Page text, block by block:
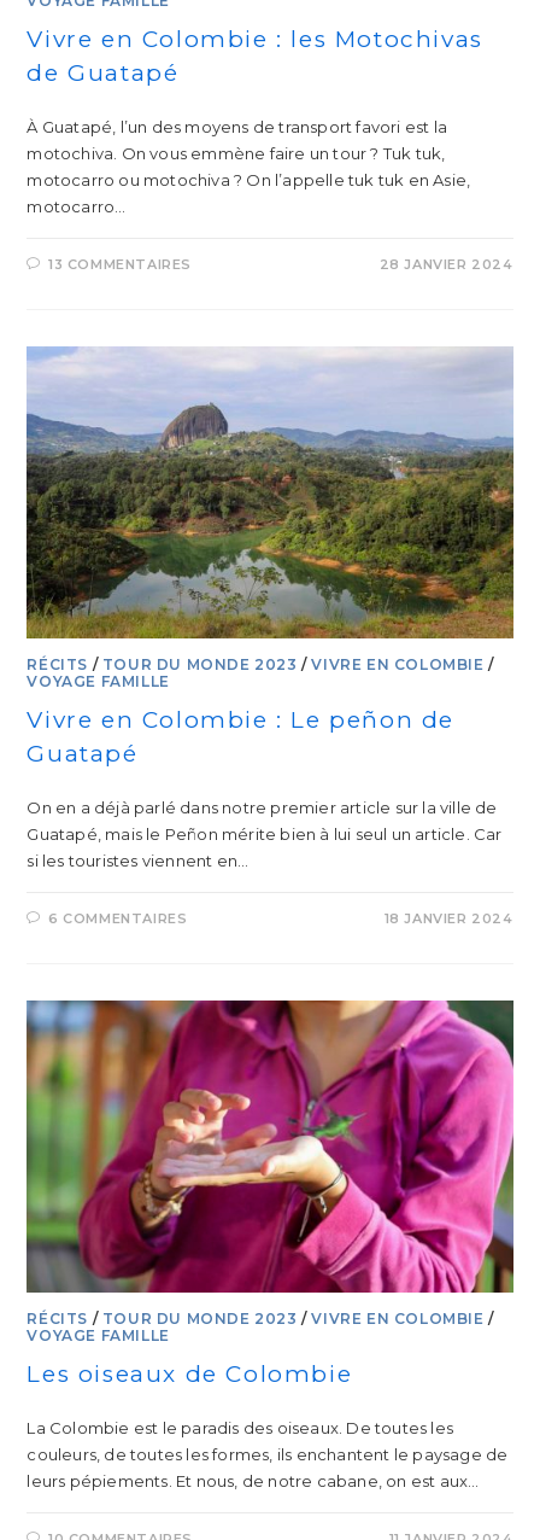
Vivre en Colombie : les Motochivas
de Guatapé
À Guatapé, l’un des moyens de transport favori est la
motochiva. On vous emmène faire un tour ? Tuk tuk,
motocarro ou motochiva ? On l’appelle tuk tuk en Asie,
motocarro…
13 COMMENTAIRES 28 JANVIER 2024
RÉCITS / TOUR DU MONDE 2023 /VIVRE EN COLOMBIE /
VOYAGE FAMILLE
Vivre en Colombie : Le peñon de
Guatapé
On en a déjà parlé dans notre premier article sur la ville de
Guatapé, mais le Peñon mérite bien à lui seul un article. Car
si les touristes viennent en…
6 COMMENTAIRES 18 JANVIER 2024
RÉCITS / TOUR DU MONDE 2023 /VIVRE EN COLOMBIE /
VOYAGE FAMILLE
Les oiseaux de Colombie
La Colombie est le paradis des oiseaux. De toutes les
couleurs, de toutes les formes, ils enchantent le paysage de
leurs pépiements. Et nous, de notre cabane, on est aux…